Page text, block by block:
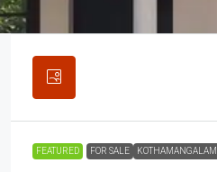
FEATURED FOR SALE KOTHAMANGALAM